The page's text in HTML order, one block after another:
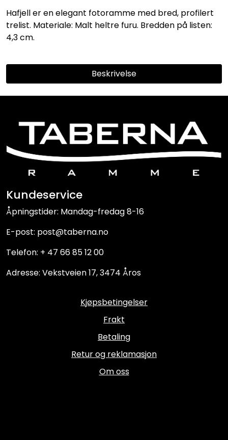
Hafjell er en elegant fotoramme med bred, profilert
trelist. Materiale: Malt heltre furu. Bredden på listen:
4,3 cm.
Beskrivelse
Kundeservice
Åpningstider: Mandag-fredag 8-16
E-post: post@taberna.no
Telefon: + 47 66 85 12 00
Adresse: Vekstveien 17, 3474 Åros
Kjøpsbetingelser
Frakt
Betaling
Retur og reklamasjon
Om oss